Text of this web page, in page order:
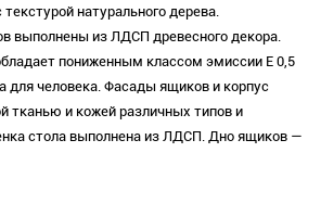
натурального дерева.
выполнены из ЛДСП древесного декора.
пониженным классом эмиссии E 0,5
для человека. Фасады ящиков и корпус
тканью и кожей различных типов и
стола выполнена из ЛДСП. Дно ящиков —